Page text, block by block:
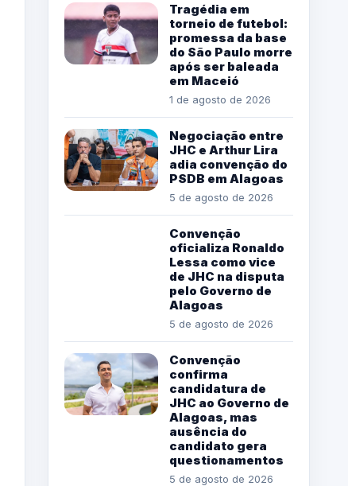
Tragédia em
torneio de futebol:
promessa da base
do São Paulo morre
após ser baleada
em Maceió
1 de agosto de 2026
Negociação entre
JHC e Arthur Lira
adia convenção do
PSDB em Alagoas
5 de agosto de 2026
Convenção
oficializa Ronaldo
Lessa como vice
de JHC na disputa
pelo Governo de
Alagoas
5 de agosto de 2026
Convenção
confirma
candidatura de
JHC ao Governo de
Alagoas, mas
ausência do
candidato gera
questionamentos
5 de agosto de 2026